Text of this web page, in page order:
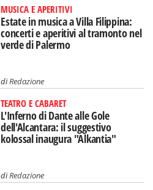
MUSICA E APERITIVI
Estate in musica a Villa Filippina:
concerti e aperitivi al tramonto nel
verde di Palermo
diRedazione
TEATRO E CABARET
L'Inferno di Dante alle Gole
dell'Alcantara: il suggestivo
kolossal inaugura "Alkantia"
diRedazione